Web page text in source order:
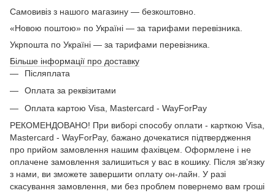
Самовивіз з нашого магазину — безкоштовно.
«Новою поштою» по Україні — за тарифами перевізника.
Укрпошта по Україні — за тарифами перевізника.
Більше інформації про доставку
Післяплата
Оплата за реквізитами
Оплата картою Visa, Mastercard - WayForPay
РЕКОМЕНДОВАНО! При виборі способу оплати - карткою Visa,
Mastercard - WayForPay, бажано дочекатися підтвердження
про прийом замовлення нашим фахівцем. Оформлене і не
оплачене замовлення залишиться у вас в кошику. Після зв'язку
з нами, ви зможете завершити оплату он-лайн. У разі
скасування замовлення, ми без проблем повернемо вам гроші